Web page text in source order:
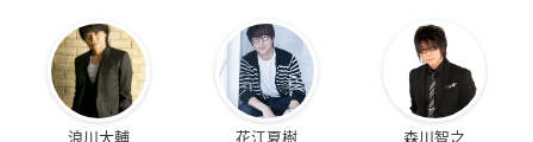
浪川大輔 花江夏樹 森川智之